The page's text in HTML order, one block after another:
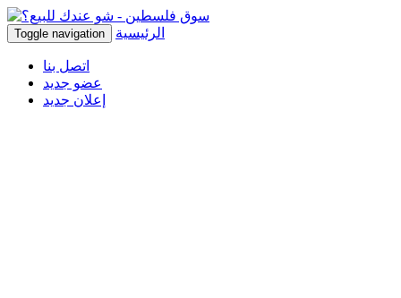
Toggle navigation الرئيسية
اتصل بنا
عضو جديد
إعلان جديد